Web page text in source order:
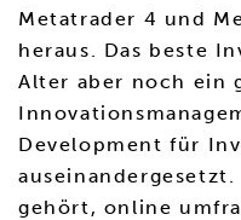
Metatrader 4 und
heraus. Das beste
Alter aber noch ein
Development für
gehört, online